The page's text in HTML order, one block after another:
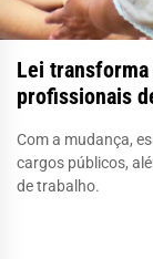
Lei
profissionais
Com a mudança,
cargos públicos,
de trabalho.